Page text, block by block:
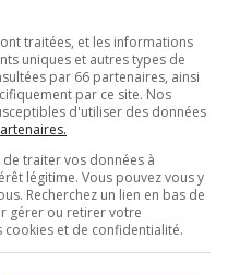
récipiendaires.
traitées, et les informations
uniques et autres types de
par 66 partenaires, ainsi
par ce site. Nos
d'utiliser des données
traiter vos données à
légitime. Vous pouvez vous y
Recherchez un lien en bas de
gérer ou retirer votre
et de confidentialité.